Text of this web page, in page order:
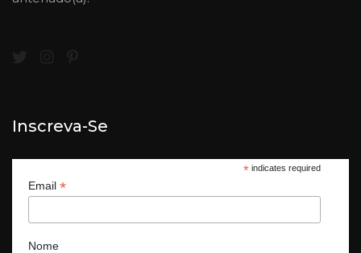
Inscreva-Se
*indicates required
Email *
Nome